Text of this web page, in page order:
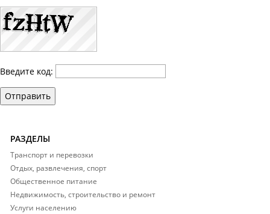
Введите код:
Отправить
РАЗДЕЛЫ
Транспорт и перевозки
Отдых, развлечения, спорт
Общественное питание
Недвижимость, строительство и ремонт
Услуги населению